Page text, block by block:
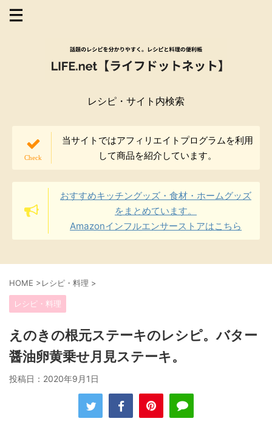
レシピ・サイト内検索
当サイトではアフィリエイトプログラムを利用
して商品を紹介しています。
おすすめキッチングッズ・食材・ホームグッズ
をまとめています。
Amazonインフルエンサーストアはこちら
HOME >レシピ・料理 >
レシピ・料理
えのきの根元ステーキのレシピ。バター
醤油卵黄乗せ月見ステーキ。
投稿日： 2020年9月1日